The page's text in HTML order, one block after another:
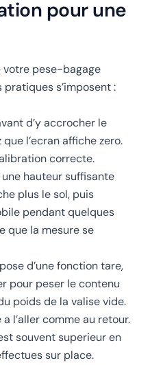
pour une
votre pese-bagage
s’imposent :
d’y accrocher le
l’ecran affiche zero.
correcte.
hauteur suffisante
plus le sol, puis
pendant quelques
que la mesure se
d’une fonction tare,
pour peser le contenu
poids de la valise vide.
l’aller comme au retour.
souvent superieur en
sur place.